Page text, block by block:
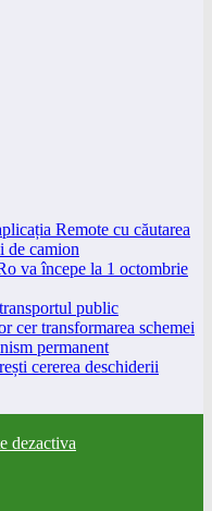
Remote cu căutarea
de camion
va începe la 1 octombrie
public
cer transformarea schemei
permanent
cererea deschiderii
dezactiva